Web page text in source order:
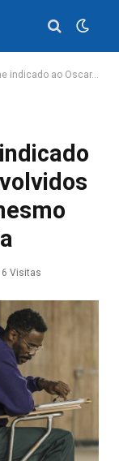
no set receberam o mesmo salário diário; entenda
6 Visitas